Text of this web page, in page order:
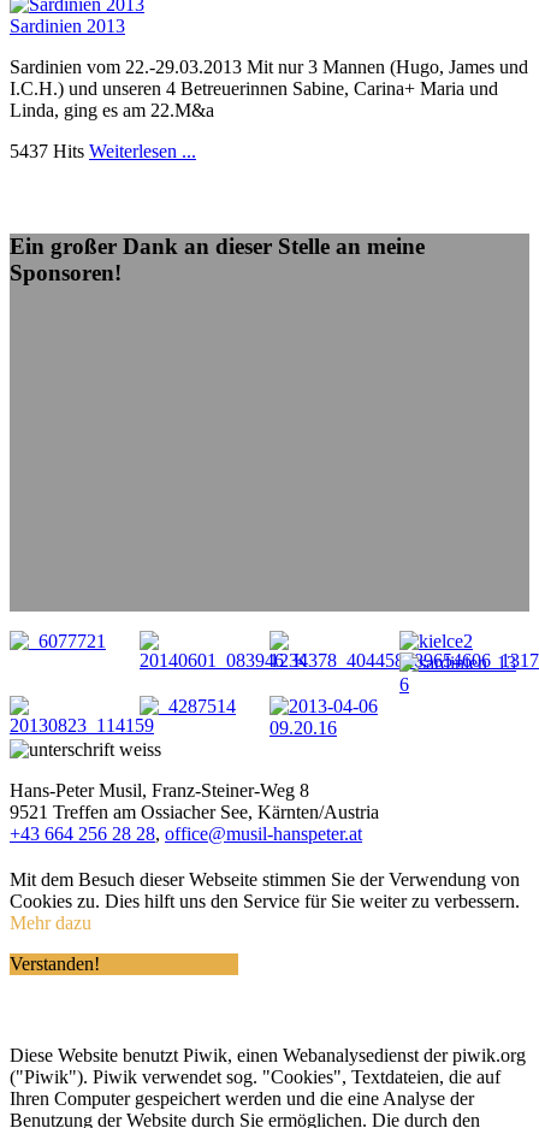
Sardinien 2013
Sardinien vom 22.-29.03.2013 Mit nur 3 Mannen (Hugo, James und
I.C.H.) und unseren 4 Betreuerinnen Sabine, Carina+ Maria und
Linda, ging es am 22.M&a
5437 Hits Weiterlesen ...
Ein großer Dank an dieser Stelle an meine
Sponsoren!
Hans-Peter Musil, Franz-Steiner-Weg 8
9521 Treffen am Ossiacher See, Kärnten/Austria
+43 664 256 28 28, office@musil-hanspeter.at
Mit dem Besuch dieser Webseite stimmen Sie der Verwendung von
Cookies zu. Dies hilft uns den Service für Sie weiter zu verbessern.
Mehr dazu
Verstanden!
Diese Website benutzt Piwik, einen Webanalysedienst der piwik.org
("Piwik"). Piwik verwendet sog. "Cookies", Textdateien, die auf
Ihren Computer gespeichert werden und die eine Analyse der
Benutzung der Website durch Sie ermöglichen. Die durch den